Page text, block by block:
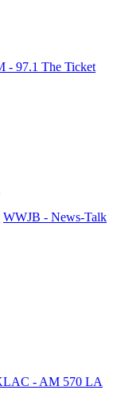
- 97.1 The Ticket
WWJB - News-Talk
- AM 570 LA